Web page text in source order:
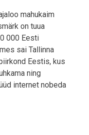
mahukaim
on tuua
000 Eesti
sai Tallinna
Eestis, kus
ning
internet nobeda